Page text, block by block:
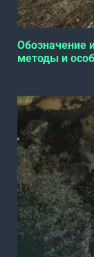
Обозначение
методы и